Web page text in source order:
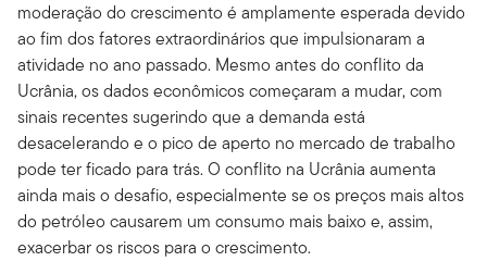
moderação do crescimento é amplamente esperada devido
ao fim dos fatores extraordinários que impulsionaram a
atividade no ano passado. Mesmo antes do conflito da
Ucrânia, os dados econômicos começaram a mudar, com
sinais recentes sugerindo que a demanda está
desacelerando e o pico de aperto no mercado de trabalho
pode ter ficado para trás. O conflito na Ucrânia aumenta
ainda mais o desafio, especialmente se os preços mais altos
do petróleo causarem um consumo mais baixo e, assim,
exacerbar os riscos para o crescimento.